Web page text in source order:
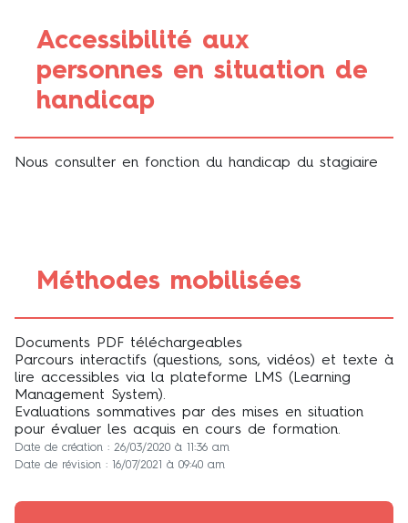
Accessibilité aux
personnes en situation de
handicap
Nous consulter en fonction du handicap du stagiaire
Méthodes mobilisées
Documents PDF téléchargeables
Parcours interactifs (questions, sons, vidéos) et texte à
lire accessibles via la plateforme LMS (Learning
Management System).
Evaluations sommatives par des mises en situation
pour évaluer les acquis en cours de formation.
Date de création : 26/03/2020 à 11:36 am
Date de révision : 16/07/2021 à 09:40 am